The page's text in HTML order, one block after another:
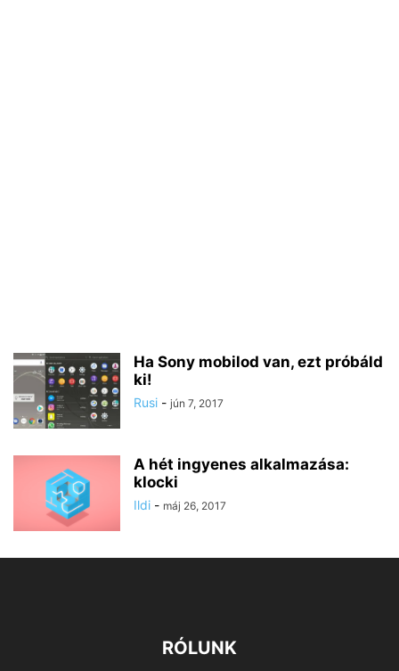
Ha Sony mobilod van, ezt próbáld
ki!
Rusi - jún 7, 2017
A hét ingyenes alkalmazása:
klocki
Ildi - máj 26, 2017
RÓLUNK